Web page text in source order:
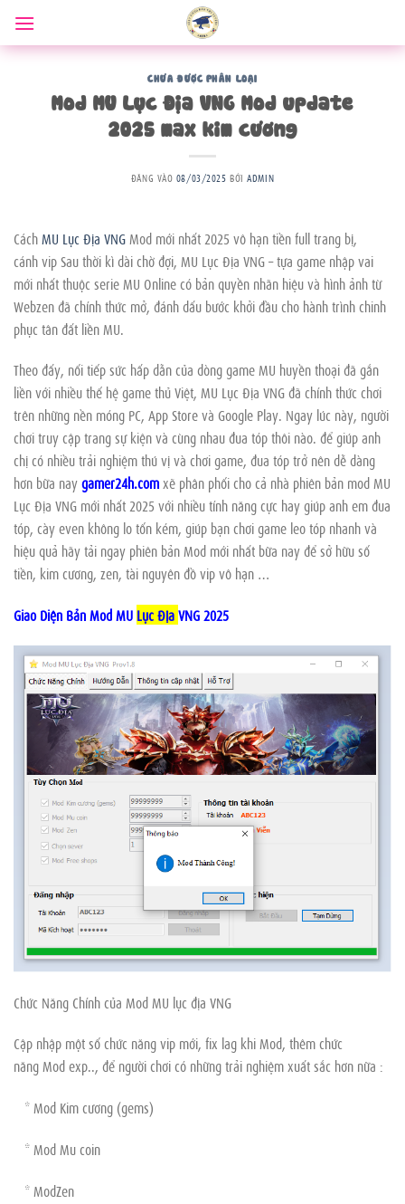
qua
nội
CHƯA ĐƯỢC PHÂN LOẠI
Mod MU Lục Địa VNG Mod update
2025 max kim cương
ĐĂNG VÀO 08/03/2025 BỞIADMIN
CáchMU Lục Địa VNG Mod mới nhất 2025 vô hạn tiền full trang bị,
cánh vip Sau thời kì dài chờ đợi, MU Lục Địa VNG – tựa game nhập vai
mới nhất thuộc serie MU Online có bản quyền nhãn hiệu và hình ảnh từ
Webzen đã chính thức mở, đánh dấu bước khởi đầu cho hành trình chinh
phục tân đất liền MU.
Theo đấy, nối tiếp sức hấp dẫn của dòng game MU huyền thoại đã gắn
liền với nhiều thế hệ game thủ Việt, MU Lục Địa VNG đã chính thức chơi
trên những nền móng PC, App Store và Google Play. Ngay lúc này, người
chơi truy cập trang sự kiện và cùng nhau đua tóp thôi nào. để giúp anh
chị có nhiều trải nghiệm thú vị và chơi game, đua tóp trở nên dễ dàng
hơn bữa naygamer24h.comxẽ phân phối cho cả nhà phiên bản mod MU
Lục Địa VNG mới nhất 2025 với nhiều tính năng cực hay giúp anh em đua
tóp, cày even không lo tốn kém, giúp bạn chơi game leo tóp nhanh và
hiệu quả hãy tải ngay phiên bản Mod mới nhất bữa nay để sở hữu số
tiền, kim cương, zen, tài nguyên đồ vip vô hạn …
Giao Diện Bản Mod MU Lục ĐịaVNG 2025
Chức Năng Chính của Mod MU lục địa VNG
Cập nhập một số chức năng vip mới, fix lag khi Mod, thêm chức
năng Mod exp.., để người chơi có những trải nghiệm xuất sắc hơn nữa :
* Mod Kim cương (gems)
* Mod Mu coin
* ModZen